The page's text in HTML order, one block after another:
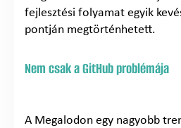
fejlesztési folyamat egyik
pontján megtörténhetett.
Nem csak a GitHub problémája
A Megalodon egy nagyobb